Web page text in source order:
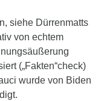
siehe Dürrenmatts
von echtem
(„Fakten“check)
wurde von Biden